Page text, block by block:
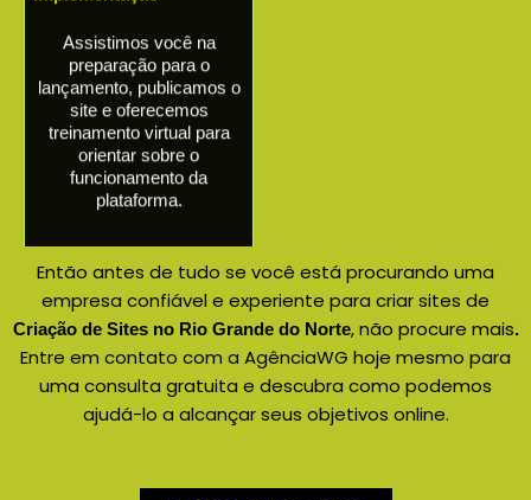
Assistimos você na
preparação para o
lançamento, publicamos o
site e oferecemos
treinamento virtual para
orientar sobre o
funcionamento da
plataforma.
Então antes de tudo se você está procurando uma
empresa confiável e experiente para criar sites de
Criação de Sites no Rio Grande do Norte, não procure mais.
Entre em contato com a AgênciaWG hoje mesmo para
uma consulta gratuita e descubra como podemos
ajudá-lo a alcançar seus objetivos online.